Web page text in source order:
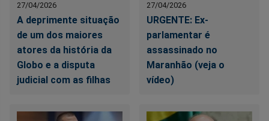
27/04/2026
A deprimente situação
de um dos maiores
atores da história da
Globo e a disputa
judicial com as filhas
27/04/2026
URGENTE: Ex-
parlamentar é
assassinado no
Maranhão (veja o
vídeo)